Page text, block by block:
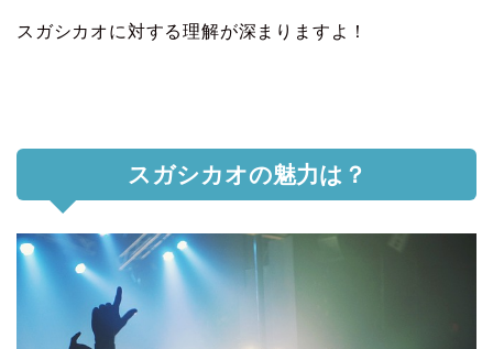
スガシカオに対する理解が深まりますよ！
スガシカオの魅力は？